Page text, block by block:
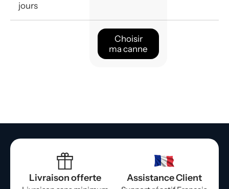
jours
Choisir
ma canne
Livraison offerte Assistance Client